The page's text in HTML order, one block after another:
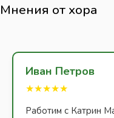
Мнения от хора
Иван Петров
★★★★★
Работим с Катрин